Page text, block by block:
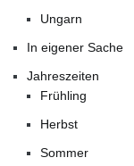
Ungarn
In eigener Sache
Jahreszeiten
Frühling
Herbst
Sommer